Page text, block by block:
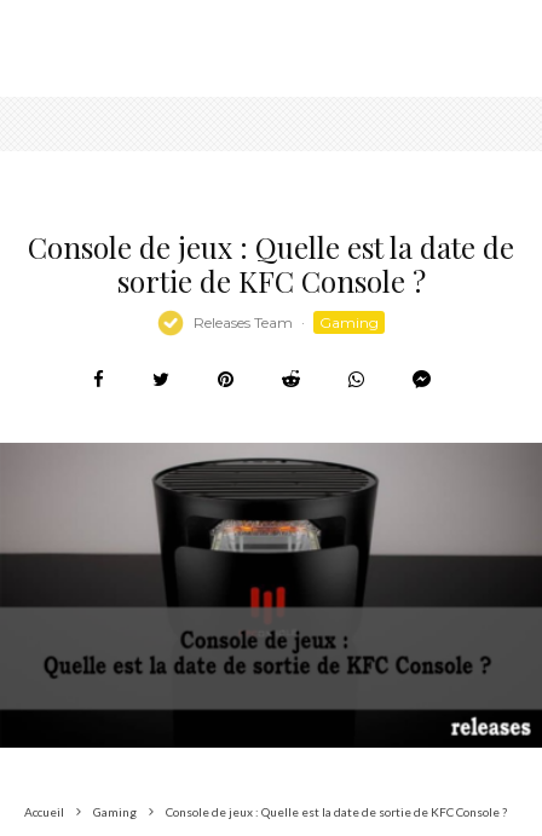
Console de jeux : Quelle est la date de
sortie de KFC Console ?
Releases Team · Gaming
Accueil Gaming Console de jeux : Quelle est la date de sortie de KFC Console ?